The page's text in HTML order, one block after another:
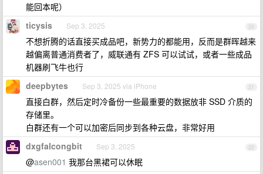
能回本呢）
20
ticysis Sep 3, 2025
不想折腾的话直接买成品吧，新势力的都能用，反而是群晖越来
越偏离普通消费者了，威联通有 ZFS 可以试试，或者一些成品
机器刷飞牛也行
21
deepbytes Sep 3, 2025 via iPhone
直接白群，然后定时冷备份一些最重要的数据放非 SSD 介质的
存储里。
白群还有一个可以加密后同步到各种云盘，非常好用
22
dxgfalcongbit Sep 3, 2025
@asen001 我那台黑裙可以休眠